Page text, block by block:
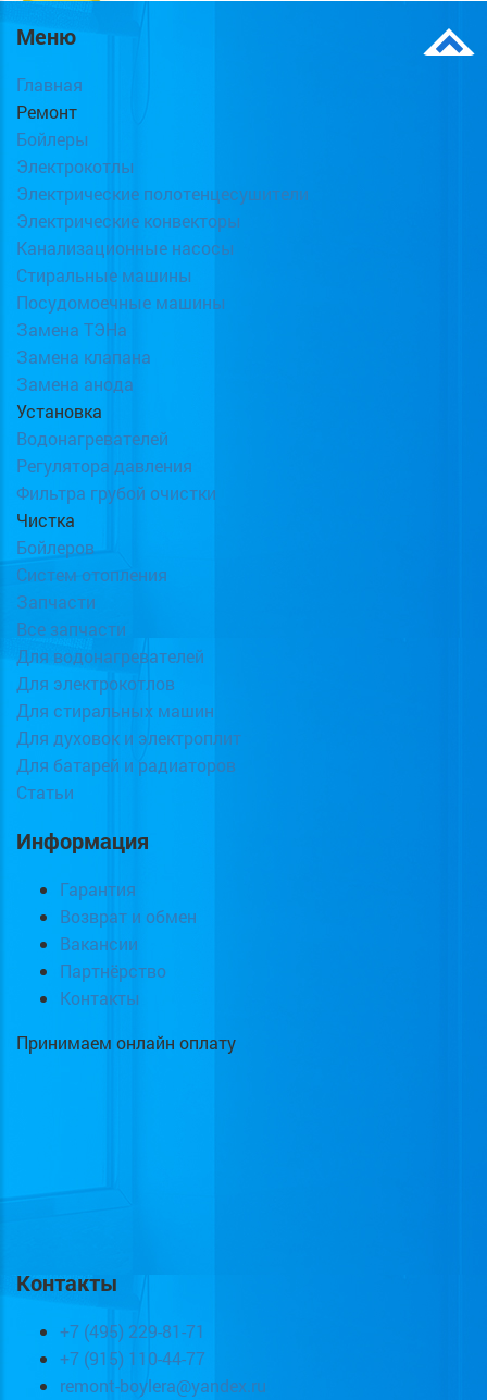
Меню
Главная
Ремонт
Бойлеры
Электрокотлы
Электрические полотенцесушители
Электрические конвекторы
Канализационные насосы
Стиральные машины
Посудомоечные машины
Замена ТЭНа
Замена клапана
Замена анода
Установка
Водонагревателей
Регулятора давления
Фильтра грубой очистки
Чистка
Бойлеров
Систем отопления
Запчасти
Все запчасти
Для водонагревателей
Для электрокотлов
Для стиральных машин
Для духовок и электроплит
Для батарей и радиаторов
Статьи
Информация
Гарантия
Возврат и обмен
Вакансии
Партнёрство
Контакты
Принимаем онлайн оплату
Контакты
+7 (495) 229-81-71
+7 (915) 110-44-77
remont-boylera@yandex.ru